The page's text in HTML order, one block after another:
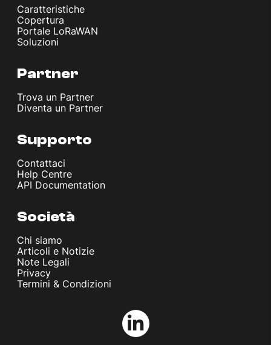
Caratteristiche
Copertura
Portale LoRaWAN
Soluzioni
Partner
Trova un Partner
Diventa un Partner
Supporto
Contattaci
Help Centre
API Documentation
Società
Chi siamo
Articoli e Notizie
Note Legali
Privacy
Termini & Condizioni